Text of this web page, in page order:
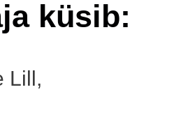
küsib:
Lill,